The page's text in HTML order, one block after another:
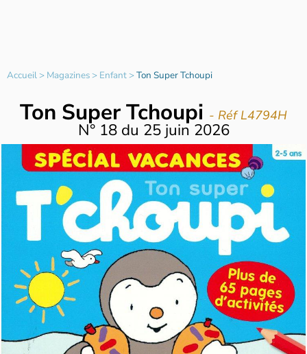
Accueil> Magazines> Enfant>Ton Super Tchoupi
Ton Super Tchoupi - Réf L4794H
N° 18du 25 juin 2026